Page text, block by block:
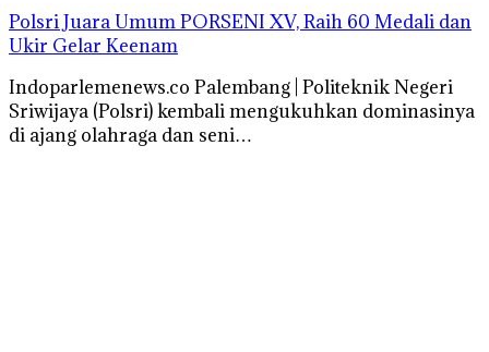
Polsri Juara Umum PORSENI XV, Raih 60 Medali dan
Ukir Gelar Keenam
Indoparlemenews.co Palembang | Politeknik Negeri
Sriwijaya (Polsri) kembali mengukuhkan dominasinya
di ajang olahraga dan seni…